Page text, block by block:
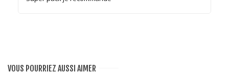
VOUS POURRIEZ AUSSI AIMER